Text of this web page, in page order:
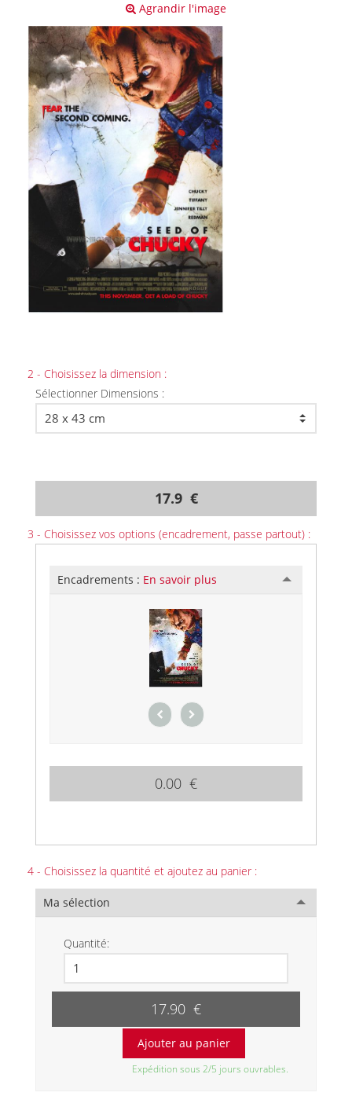
Agrandir l'image
2 - Choisissez la dimension :
Sélectionner Dimensions :
17.9 €
3 - Choisissez vos options (encadrement, passe partout) :
Encadrements : En savoir plus
0.00 €
4 - Choisissez la quantité et ajoutez au panier :
Ma sélection
Quantité:
17.90 €
Expédition sous 2/5 jours ouvrables.